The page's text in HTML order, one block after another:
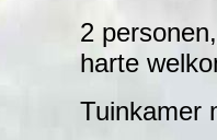
2
harte
Tuinkamer